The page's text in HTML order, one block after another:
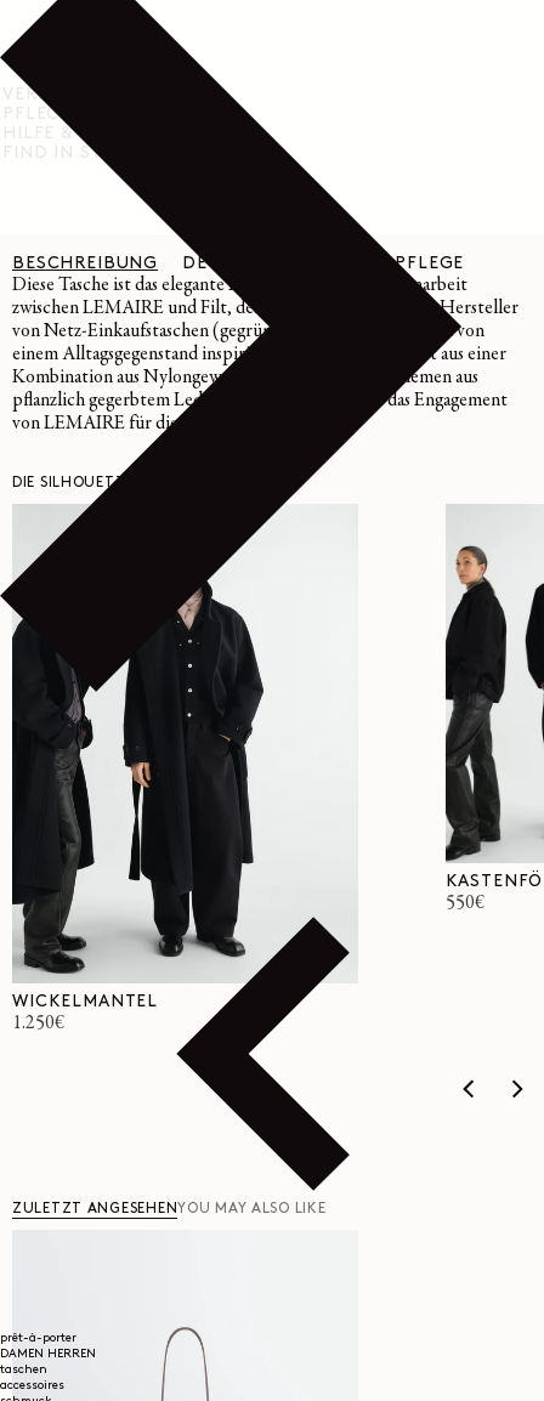
prêt-à-porter
DAMEN
HERREN
taschen
accessoires
VERSAND & RÜCKGABE
PFLEGEHINWEISE
HILFE & SUPPORT
FIND IN STORE
BESCHREIBUNG DETAILS MATERIAL & PFLEGE
Diese Tasche ist das elegante Ergebnis einer Zusammenarbeit
zwischen LEMAIRE und Filt, dem ältesten französischen Hersteller
von Netz-Einkaufstaschen (gegründet 1860), und lässt sich von
einem Alltagsgegenstand inspirieren. Die Mini-Tasche ist aus einer
Kombination aus Nylongewebe und einem Schulterriemen aus
pflanzlich gegerbtem Leder gefertigt und beweist das Engagement
von LEMAIRE für die Handwerkskunst.
DIE SILHOUETTE
WICKELMANTEL
Normaler
1.250€
Normaler
550€
ZULETZT ANGESEHENYOU MAY ALSO LIKE